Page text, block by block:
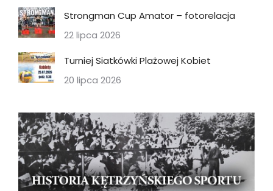
Strongman Cup Amator – fotorelacja
22 lipca 2026
Turniej Siatkówki Plażowej Kobiet
20 lipca 2026